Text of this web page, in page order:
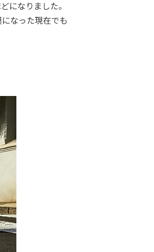
になりました。
なった現在でも